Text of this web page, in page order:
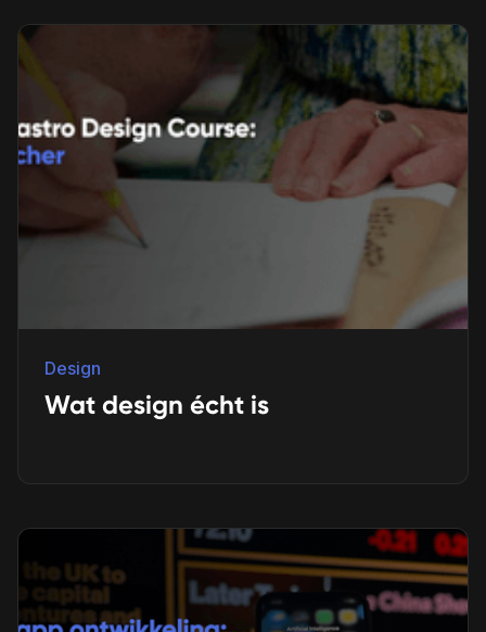
Design
Wat design écht is